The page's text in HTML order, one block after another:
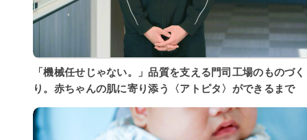
「機械任せじゃない。」品質を支える門司工場のものづく
り。赤ちゃんの肌に寄り添う〈アトピタ〉ができるまで